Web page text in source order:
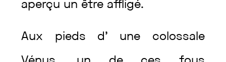
aperçu un être affligé.
Aux pieds d’ une colossale